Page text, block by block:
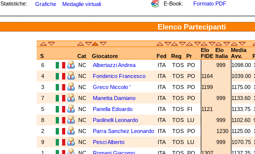
Statistiche: Grafiche Medaglie virtuali E-Book: Formato PDF
Elenco Partecipanti
Elo Elo Media
S
Cat Giocatore Fed Reg Pr FIDE Italia Avv.
6
NC Albertazzi Andrea ITA TOS PO 999 1098.00
4
NC Fonderico Francesco ITA TOS PO 1164 1039.00
3
NC Greco Niccolo ' ITA TOS PO 1199 1175.00
7
NC Manetta Damiano ITA TOS PO 999 1133.60
5
NC Panella Edoardo ITA TOS FI 1121 1133.75
8
NC Paolinelli Leonardo ITA TOS LU 999 1102.60
2
NC Parra Sanchez Leonardo ITA TOS PO 1230 1125.00
9
NC Pesci Alberto ITA TOS LU 999 1070.75